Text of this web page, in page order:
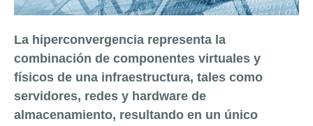
La hiperconvergencia representa la
combinación de componentes virtuales y
físicos de una infraestructura, tales como
servidores, redes y hardware de
almacenamiento, resultando en un único